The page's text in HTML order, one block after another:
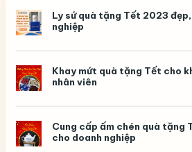
theo
Ly sứ quà tặng Tết 2023
nghiệp
Khay mứt quà tặng Tết cho
nhân viên
Cung cấp ấm chén quà tặng
cho doanh nghiệp